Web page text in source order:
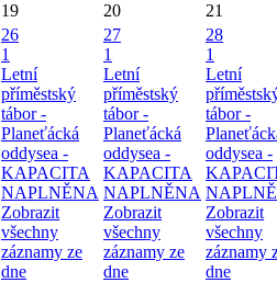
19 20
21
26
1
Letní
příměstský
tábor -
Planeťácká
oddysea -
KAPACITA
NAPLNĚNA
Zobrazit
všechny
záznamy ze
dne
27
1
Letní
příměstský
tábor -
Planeťácká
oddysea -
KAPACITA
NAPLNĚNA
Zobrazit
všechny
záznamy ze
dne
28
1
Letní
tábor -
oddysea -
Zobrazit
všechny
záznamy
dne